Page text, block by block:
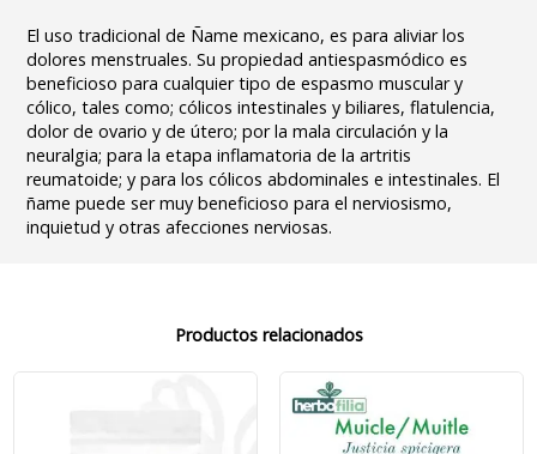
El uso tradicional de Ñame mexicano, es para aliviar los
dolores menstruales. Su propiedad antiespasmódico es
beneficioso para cualquier tipo de espasmo muscular y
cólico, tales como; cólicos intestinales y biliares, flatulencia,
dolor de ovario y de útero; por la mala circulación y la
neuralgia; para la etapa inflamatoria de la artritis
reumatoide; y para los cólicos abdominales e intestinales. El
ñame puede ser muy beneficioso para el nerviosismo,
inquietud y otras afecciones nerviosas.
Productos relacionados